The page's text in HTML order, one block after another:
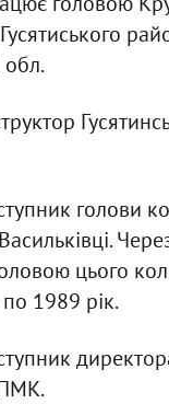
обл.
голови
цього
1989 рік.
ПМК.